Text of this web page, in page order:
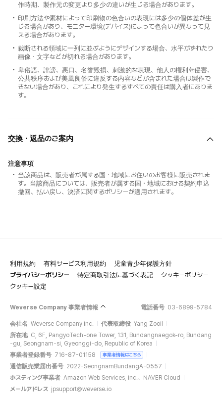
作時期、製作元の変更より多少の違いが生じる場合があります。
印刷方法や素材によって印刷物の色合いの表現には多少の個体差が生
じる場合があり、モニター環境(デバイス)によって色合いが異なって見
える場合があります。
裁断される領域に一列に並ぶようにデザインする場合、水平がずれたり
画像・文字などが切れる場合があります。
卑俗語、誹謗、悪口、名誉毀損、刺激的な表現、他人の権利を侵害、
公共秩序および美風良俗に違反する内容などが含まれた場合は製作で
きない場合があり、これにより発生するすべての責任は購入者にありま
す。
交換・返品のご案内
注意事項
当該商品は、販売者が属する国・地域にお住いのお客様に販売されま
す。当該商品については、販売者が属する国・地域における契約申込
撤回、払い戻し、決済に関するポリシーが適用されます。
利用規約 有料サービス利用規約
児童青少年保護方針
プライバシーポリシー
特定商取引法に基づく表記
クッキーポリシー
クッキー設定
Weverse Company 事業者情報 電話番号 03-6899-5784
会社名 Weverse Company Inc. 代表取締役 Yang Zooil
所在地 C, 6F, PangyoTech-one Tower, 131, Bundangnaegok-ro, Bundang
-gu, Seongnam-si, Gyeonggi-do, Republic of Korea
事業者登録番号 716-87-01158 事業者情報はこちら
通信販売業届出番号 2022-SeongnamBundangA-0557
ホスティング事業者 Amazon Web Services, Inc.、NAVER Cloud
メールアドレス jpsupport@weverse.io